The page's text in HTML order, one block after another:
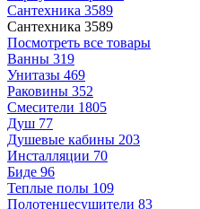
Сантехника 3589
Сантехника 3589
Посмотреть все товары
Ванны 319
Унитазы 469
Раковины 352
Смесители 1805
Душ 77
Душевые кабины 203
Инсталляции 70
Биде 96
Теплые полы 109
Полотенцесушители 83